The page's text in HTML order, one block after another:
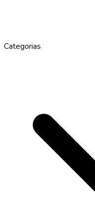
Categorias